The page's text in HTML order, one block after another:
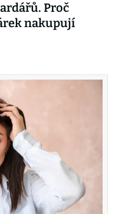
Proč
nakupují